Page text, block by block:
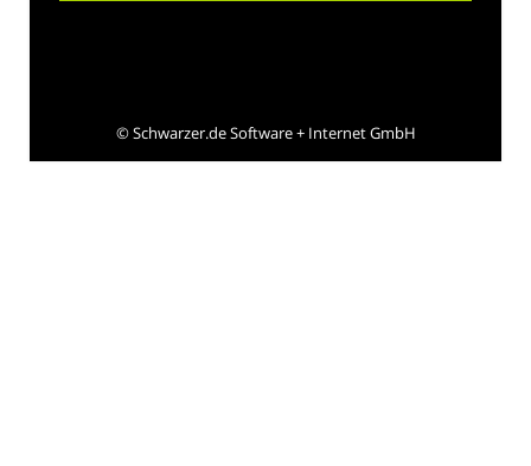
©Schwarzer.de Software + Internet GmbH